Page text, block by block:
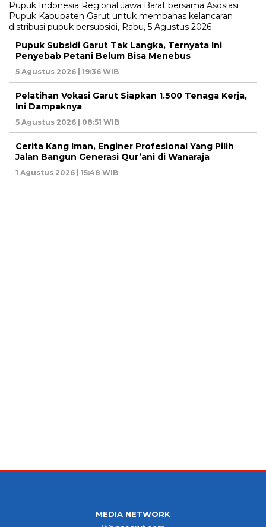
Pupuk Subsidi Garut Tak Langka, Ternyata Ini
Penyebab Petani Belum Bisa Menebus
5 Agustus 2026 | 19:36 WIB
Pelatihan Vokasi Garut Siapkan 1.500 Tenaga Kerja,
Ini Dampaknya
5 Agustus 2026 | 08:51 WIB
Cerita Kang Iman, Enginer Profesional Yang Pilih
Jalan Bangun Generasi Qur’ani di Wanaraja
1 Agustus 2026 | 15:48 WIB
MEDIA NETWORK